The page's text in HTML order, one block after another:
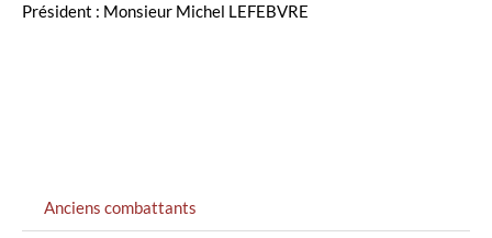
Président : Monsieur Michel LEFEBVRE
MENU
GAUCHE
Anciens combattants